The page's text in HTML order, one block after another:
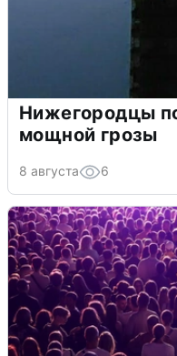
Нижегородцы
мощной грозы
8 августа 6